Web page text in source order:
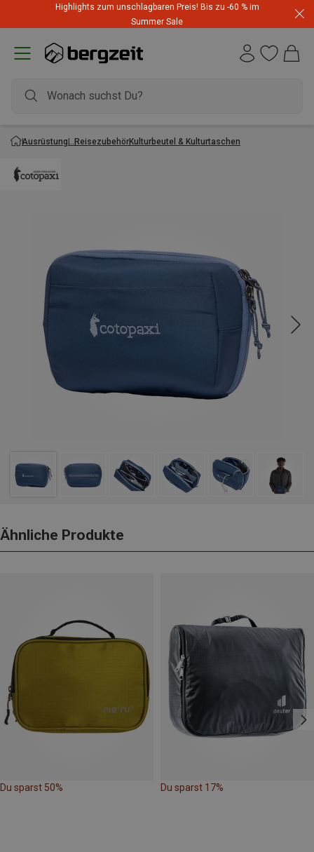
Highlights zum unschlagbaren Preis! Bis zu -60 % im
Summer Sale
Ausrüstung ReisezubehörKulturbeutel & Kulturtaschen
Ähnliche Produkte
Du sparst 50% Du sparst 17%